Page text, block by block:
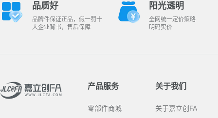
品质好
品牌件保证正品，假一罚十
大企业背书，售后保障
阳光透明
全网统一定价策略
明码实价
产品服务
零部件商城
关于我们
关于嘉立创FA